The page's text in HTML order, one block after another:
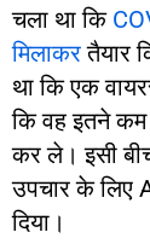
चला था कि
मिलाकरतैयार
था कि एक
कि वह इतने
कर ले। इसी
उपचार के लिए
दिया।